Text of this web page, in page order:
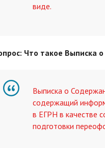
виде.
Что такое Выписка
Выписка о
содержащий
в ЕГРН в качестве
подготовки